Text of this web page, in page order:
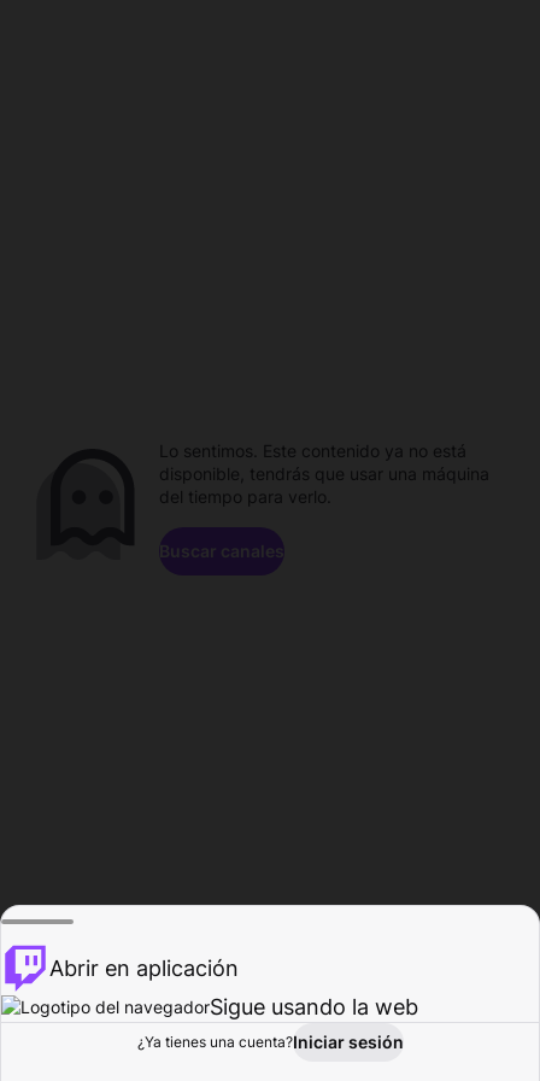
Explorar Actividad
Lo sentimos. Este contenido ya no está
disponible, tendrás que usar una máquina
del tiempo para verlo.
Buscar canales
Abrir en aplicación
Sigue usando la web
¿Ya tienes una cuenta?Iniciar sesión